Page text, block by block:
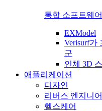
통합 소프트웨
EXModel
Verisurf가
군
인체 3D
애플리케이션
디자인
리버스 엔지니
헬스케어